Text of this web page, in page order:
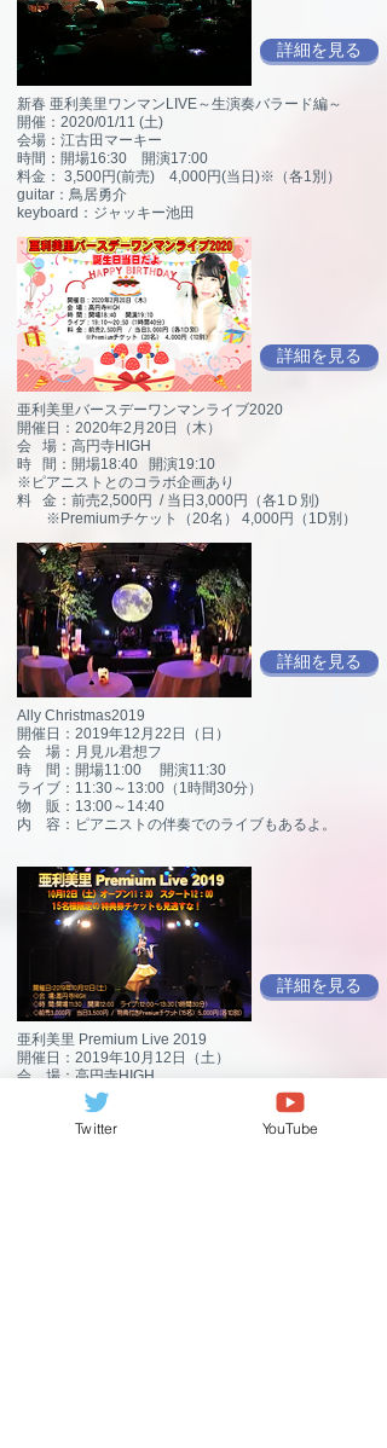
詳細を見る
新春 亜利美里ワンマンLIVE～生演奏バラード編～
開催：2020/01/11 (土)
会場：江古田マーキー
時間：開場16:30 開演17:00
料金： 3,500円(前売) 4,000円(当日)※（各1別）
guitar：鳥居勇介
keyboard：ジャッキー池田
詳細を見る
亜利美里バースデーワンマンライブ2020
開催日：2020年2月20日（木）
会 場：高円寺HIGH
時 間：開場18:40 開演19:10
※ピアニストとのコラボ企画あり
料 金：前売2,500円 / 当日3,000円（各1Ｄ別)
※Premiumチケット（20名） 4,000円（1D別）
詳細を見る
Ally Christmas2019
開催日：2019年12月22日（日）
会 場：月見ル君想フ
時 間：開場11:00 開演11:30
ライブ：11:30～13:00（1時間30分）
物 販：13:00～14:40
内 容：ピアニストの伴奏でのライブもあるよ。
詳細を見る
亜利美里 Premium Live 2019
開催日：2019年10月12日（土）
会 場：高円寺HIGH
時 間：開場11:30 開演12:00
料 金：前売3,000円 当日3,500円（各1Ｄ別）
特典付きPremiumチケット（15名） 5,000円（1D別）
Twitter YouTube